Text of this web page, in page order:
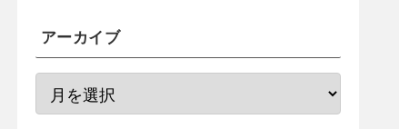
アーカイブ